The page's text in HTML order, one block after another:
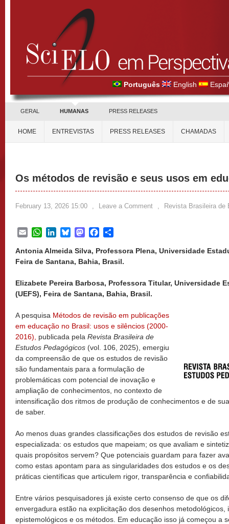
Português English
GERAL HUMANAS PRESS RELEASES
HOME ENTREVISTAS PRESS RELEASES CHAMADAS
Os métodos de revisão e seus usos em
February 13, 2026 15:00 , Leave a Comment , Revista Brasileira de
EmailWhatsApp
LinkedInBlueskyMastodonFacebook
Antonia Almeida Silva, Professora Plena, Universidade
Feira de Santana, Bahia, Brasil.
Elizabete Pereira Barbosa, Professora Titular, Universidade
(UEFS), Feira de Santana, Bahia, Brasil.
A pesquisa Métodos de revisão em publicações
em educação no Brasil: usos e silêncios (2000-
2016),
publicada pela Revista Brasileira de
Estudos Pedagógicos (vol. 106, 2025), emergiu
da compreensão de que os estudos de revisão
são fundamentais para a formulação de
problemáticas com potencial de inovação e
ampliação de conhecimentos, no contexto de
intensificação dos ritmos de produção de conhecimentos e de
de saber.
Ao menos duas grandes classificações dos estudos de revisão
especializada: os estudos que mapeiam; os que avaliam e
quais propósitos servem? Que potenciais guardam para fazer
como estas apontam para as singularidades dos estudos e os
práticas científicas que articulem rigor, transparência e
Entre vários pesquisadores já existe certo consenso de que os
envergadura estão na explicitação dos desenhos metodológicos,
epistemológicos e os métodos. Em educação isso já começou a